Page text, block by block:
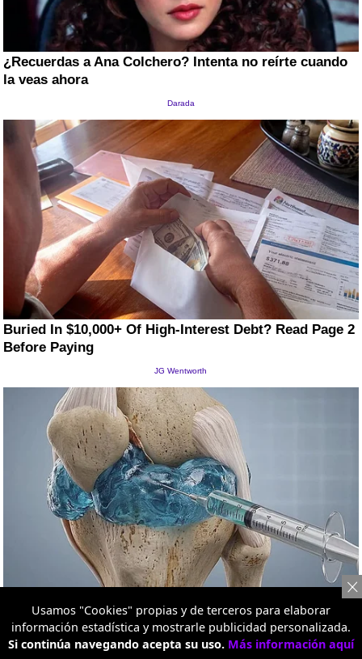
Usamos "Cookies" propias y de terceros para elaborar
información estadística y mostrarle publicidad personalizada.
Si continúa navegando acepta su uso. Más información aquí